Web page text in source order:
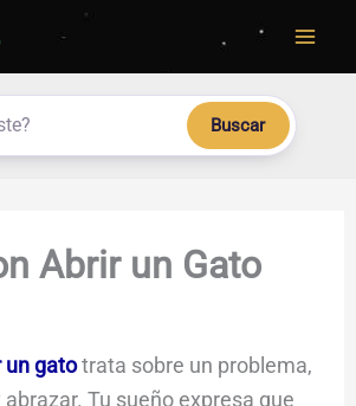
Buscar
Abrir un Gato
un gatotrata sobre un problema,
Tu sueño expresa que